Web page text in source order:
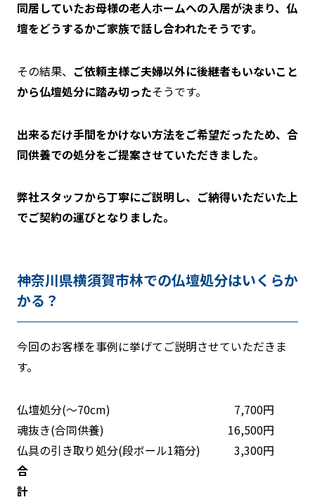
同居していたお母様の老人ホームへの入居が決まり、仏
壇をどうするかご家族で話し合われたそうです。
その結果、 ご依頼主様ご夫婦以外に後継者もいないこと
から仏壇処分に踏み切ったそうです。
出来るだけ手間をかけない方法をご希望だったため、合
同供養での処分をご提案させていただきました。
弊社スタッフから丁寧にご説明し、ご納得いただいた上
でご契約の運びとなりました。
神奈川県横須賀市林での仏壇処分はいくらか
かる？
今回のお客様を事例に挙げてご説明させていただきま
す。
仏壇処分(～70cm) 7,700円
魂抜き(合同供養) 16,500円
仏具の引き取り処分(段ボール1箱分) 3,300円
合
計